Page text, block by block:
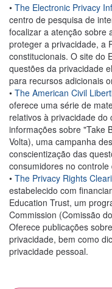
• The Electronic Privacy
centro de pesquisa de
focalizar a atenção sobre
proteger a privacidade, a
constitucionais. O site do
questões da privacidade
para recursos adicionais
• The American Civil
oferece uma série de
relativos à privacidade
informações sobre "Take
Volta), uma campanha
conscientização das
consumidores no
• The Privacy Rights
estabelecido com
Education Trust, um
Commission (Comissão
Oferece publicações
privacidade, bem como
privacidade pessoal.